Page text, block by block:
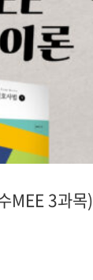
MEE 3과목)